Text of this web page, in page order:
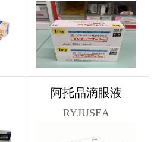
阿托品滴眼液
RYJUSEA